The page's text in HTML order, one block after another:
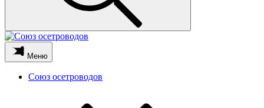
Меню
Союз осетроводов